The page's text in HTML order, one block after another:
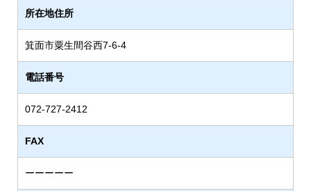
所在地住所
箕面市粟生間谷西7-6-4
電話番号
072-727-2412
FAX
ーーーーー